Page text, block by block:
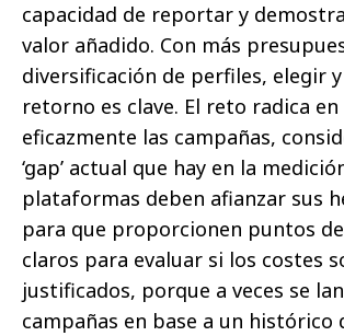
capacidad de reportar y
valor añadido. Con más
diversificación de perfiles, elegir
retorno es clave. El reto radica
eficazmente las campañas,
‘gap’ actual que hay en la
plataformas deben afianzar sus
para que proporcionen puntos
claros para evaluar si los costes
justificados, porque a veces se
campañas en base a un histórico